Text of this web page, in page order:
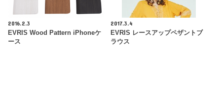
2016.2.3
EVRIS Wood Pattern iPhoneケ
ース
2017.3.4
EVRIS レースアップペザントブ
ラウス